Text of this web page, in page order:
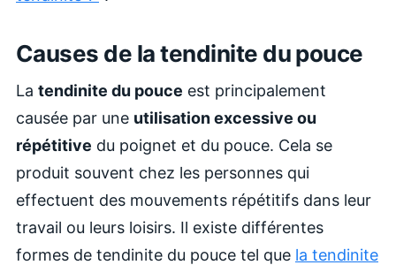
Causes de la tendinite du pouce
La tendinite du pouce est principalement
causée par une utilisation excessive ou
répétitive du poignet et du pouce. Cela se
produit souvent chez les personnes qui
effectuent des mouvements répétitifs dans leur
travail ou leurs loisirs. Il existe différentes
formes de tendinite du pouce tel que la tendinite